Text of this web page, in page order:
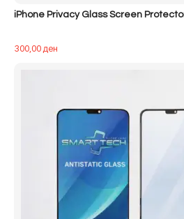
iPhone Privacy Glass Screen
300,00ден